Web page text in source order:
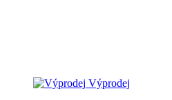
Výprodej